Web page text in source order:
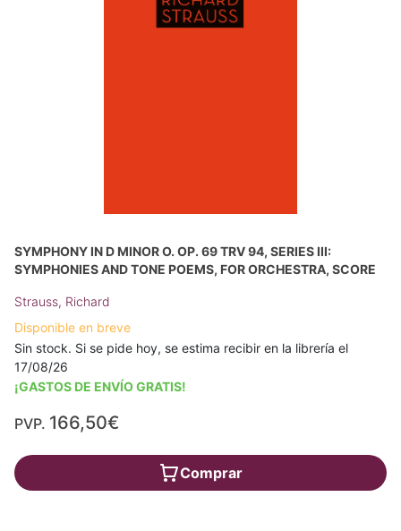
SYMPHONY IN D MINOR O. OP. 69 TRV 94, SERIES III:
SYMPHONIES AND TONE POEMS, FOR ORCHESTRA, SCORE
Strauss, Richard
Disponible en breve
Sin stock. Si se pide hoy, se estima recibir en la librería el
17/08/26
¡GASTOS DE ENVÍO GRATIS!
PVP. 166,50€
Comprar